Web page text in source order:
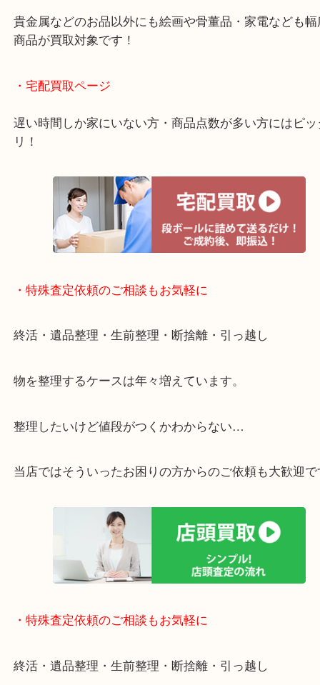
ご成約後の営業電話は一切なし！
全国1,500店舗で展開しているスケールメリットで
定！
貴金属などのお品以外にも絵画や骨董品・家電な
商品が買取対象です！
遅い時間しか家にいない方・商品点数が多い方には
・特殊査定依頼のご相談もお気軽に
終活・遺品整理・生前整理・断捨離・引っ越し
物を整理するケースは年々増えています。
整理したいけど値段がつくかわからない…
当店ではそういったお困りの方からのご依頼も大歓